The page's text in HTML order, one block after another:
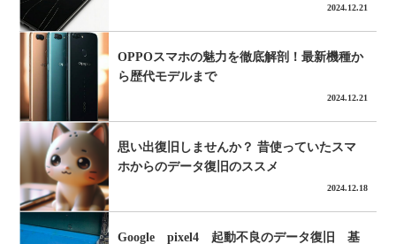
（
2024.12.21
OPPOスマホの魅力を徹底解剖！最新機種か
ら歴代モデルまで
2024.12.21
思い出復旧しませんか？ 昔使っていたスマ
ホからのデータ復旧のススメ
2024.12.18
Google pixel4 起動不良のデータ復旧 基